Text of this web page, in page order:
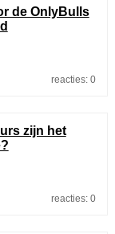
de OnlyBulls
reacties: 0
zijn het
reacties: 0